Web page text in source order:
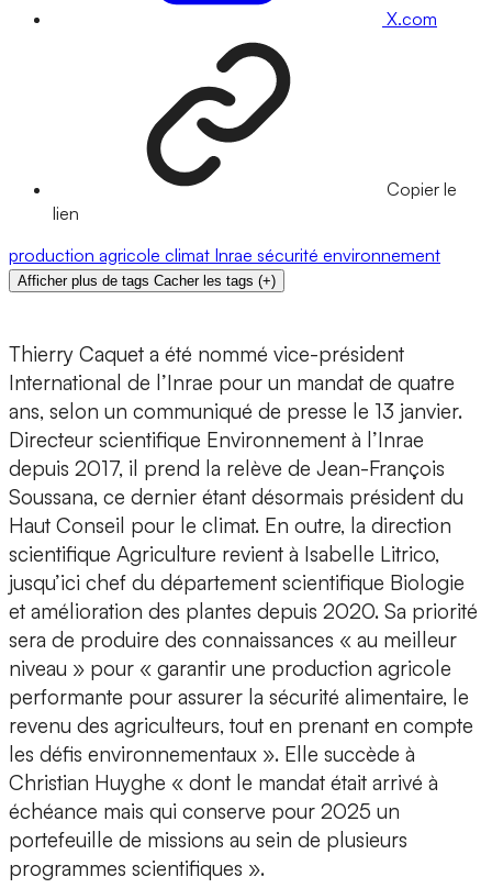
X.com
Copier le
lien
production agricole climat Inrae sécurité environnement
Afficher plus de tags Cacher les tags (+)
Thierry Caquet a été nommé vice-président
International de l’Inrae pour un mandat de quatre
ans, selon un communiqué de presse le 13 janvier.
Directeur scientifique Environnement à l’Inrae
depuis 2017, il prend la relève de Jean-François
Soussana, ce dernier étant désormais président du
Haut Conseil pour le climat. En outre, la direction
scientifique Agriculture revient à Isabelle Litrico,
jusqu’ici chef du département scientifique Biologie
et amélioration des plantes depuis 2020. Sa priorité
sera de produire des connaissances « au meilleur
niveau » pour « garantir une production agricole
performante pour assurer la sécurité alimentaire, le
revenu des agriculteurs, tout en prenant en compte
les défis environnementaux ». Elle succède à
Christian Huyghe « dont le mandat était arrivé à
échéance mais qui conserve pour 2025 un
portefeuille de missions au sein de plusieurs
programmes scientifiques ».